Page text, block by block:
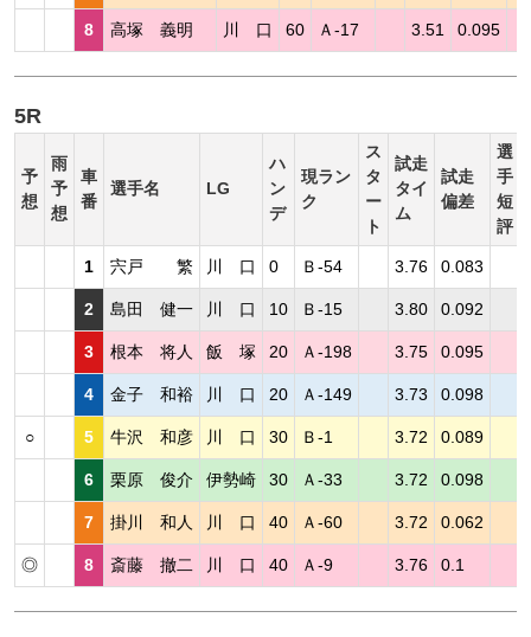
8 高塚 義明 川 口 60 Ａ-17 3.51 0.095
5R
予
想
雨
予
想
車
番
選手名 LG
ハ
ン
デ
現ラン
ク
ス
タ
ー
ト
試走
タイ
ム
試走
偏差
選
手
短
評
1 宍戸 繁 川 口 0 Ｂ-54 3.76 0.083
2 島田 健一 川 口 10 Ｂ-15 3.80 0.092
3 根本 将人 飯 塚 20 Ａ-198 3.75 0.095
4 金子 和裕 川 口 20 Ａ-149 3.73 0.098
○ 5 牛沢 和彦 川 口 30 Ｂ-1 3.72 0.089
6 栗原 俊介 伊勢崎 30 Ａ-33 3.72 0.098
7 掛川 和人 川 口 40 Ａ-60 3.72 0.062
◎ 8 斎藤 撤二 川 口 40 Ａ-9 3.76 0.1